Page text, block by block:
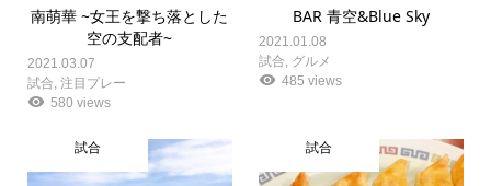
南萌華 ~女王を撃ち落とした
空の支配者~
2021.03.07
試合, 注目プレー
580 views
BAR 青空&Blue Sky
2021.01.08
試合, グルメ
485 views
試合 試合